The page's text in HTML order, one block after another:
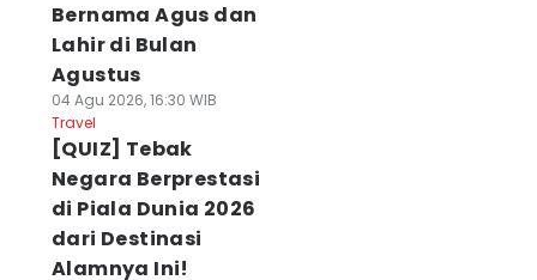
Bernama Agus dan
Lahir di Bulan
Agustus
04 Agu 2026, 16:30 WIB
Travel
[QUIZ] Tebak
Negara Berprestasi
di Piala Dunia 2026
dari Destinasi
Alamnya Ini!